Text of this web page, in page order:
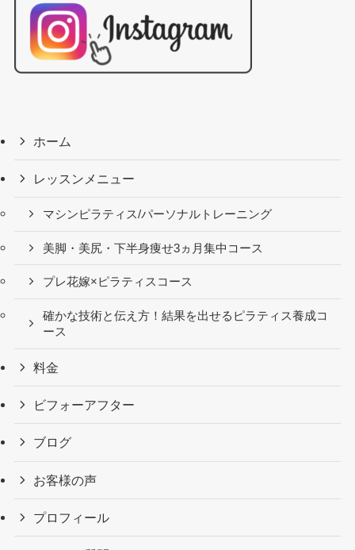
ホーム
レッスンメニュー
マシンピラティス/パーソナルトレーニング
美脚・美尻・下半身痩せ3ヵ月集中コース
プレ花嫁×ピラティスコース
確かな技術と伝え方！結果を出せるピラティス養成コ
ース
料金
ビフォーアフター
ブログ
お客様の声
プロフィール